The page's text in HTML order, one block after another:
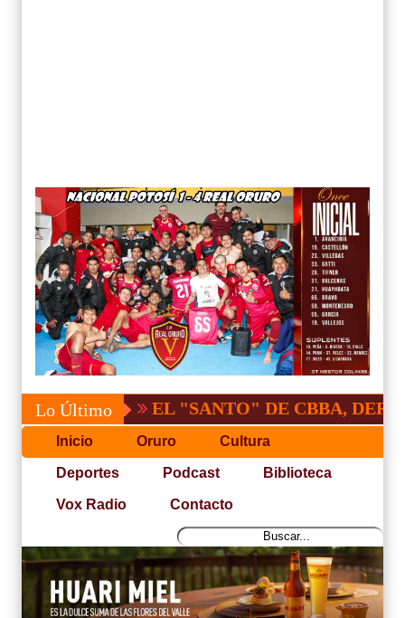
Lo ÚltimoEL "SANTO" DE CBBA, DERROTA A
Inicio Oruro Cultura
Deportes Podcast Biblioteca
Vox Radio Contacto